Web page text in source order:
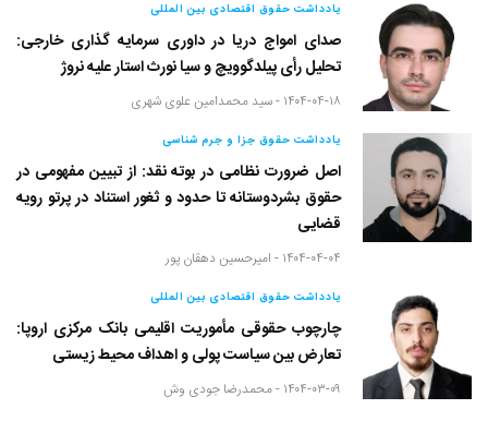
یادداشت حقوق اقتصادی بین المللی
صدای امواج دریا در داوری سرمایه گذاری خارجی:
تحلیل رأی پیلدگوویچ و سیا نورث استار علیه نروژ
۱۴۰۴-۰۴-۱۸ - سید محمدامین علوی شهری
یادداشت حقوق جزا و جرم شناسی
اصل ضرورت نظامی در بوته نقد: از تبیین مفهومی در
حقوق بشردوستانه تا حدود و ثغور استناد در پرتو رویه
قضایی
۱۴۰۴-۰۴-۰۴ - امیرحسین دهقان پور
یادداشت حقوق اقتصادی بین المللی
چارچوب حقوقی مأموریت اقلیمی بانک مرکزی اروپا:
تعارض بین سیاست پولی و اهداف محیط زیستی
۱۴۰۴-۰۳-۰۹ - محمدرضا جودی وش